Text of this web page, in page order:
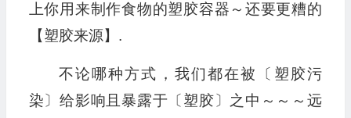
上你用来制作食物的塑胶容器～还要更糟的
【塑胶来源】.
不论哪种方式，我们都在被〔塑胶污
染〕给影响且暴露于〔塑胶〕之中～～～远